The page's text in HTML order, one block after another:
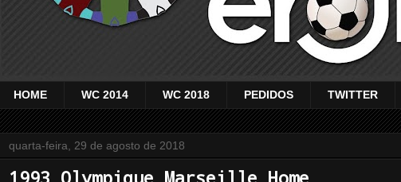
HOME WC 2014 WC 2018 PEDIDOS TWITTER
quarta-feira, 29 de agosto de 2018